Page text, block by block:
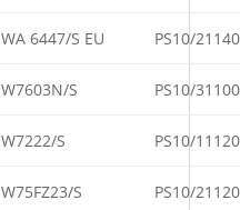
WA 6447/S EU PS10/21140
W7603N/S PS10/31100
W7222/S PS10/11120
W75FZ23/S PS10/21120